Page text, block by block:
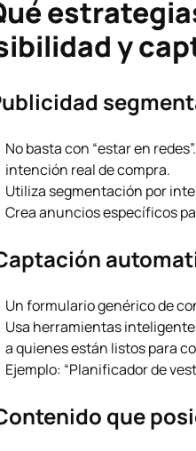
y
No basta con “estar en
intención real de compra.
Utiliza segmentación por
Crea anuncios específicos
Un formulario genérico de
Usa herramientas
a quienes están listos para
Ejemplo: “Planificador de
que